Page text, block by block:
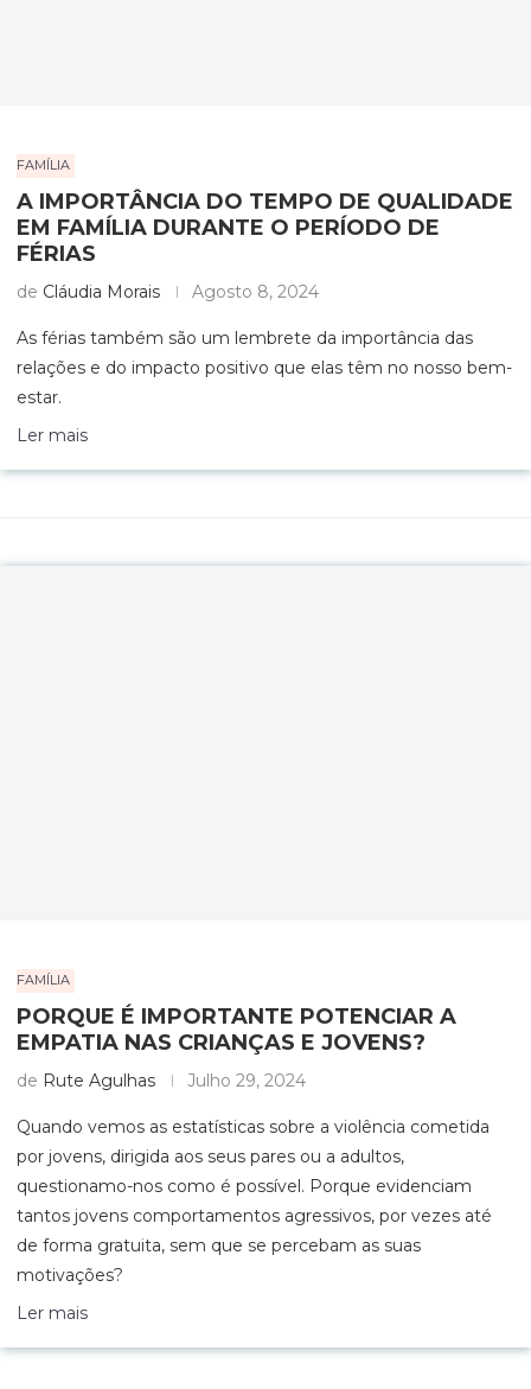
FAMÍLIA
A IMPORTÂNCIA DO TEMPO DE QUALIDADE
EM FAMÍLIA DURANTE O PERÍODO DE
FÉRIAS
de Cláudia Morais Agosto 8, 2024
As férias também são um lembrete da importância das
relações e do impacto positivo que elas têm no nosso bem-
estar.
Ler mais
FAMÍLIA
PORQUE É IMPORTANTE POTENCIAR A
EMPATIA NAS CRIANÇAS E JOVENS?
de Rute Agulhas Julho 29, 2024
Quando vemos as estatísticas sobre a violência cometida
por jovens, dirigida aos seus pares ou a adultos,
questionamo-nos como é possível. Porque evidenciam
tantos jovens comportamentos agressivos, por vezes até
de forma gratuita, sem que se percebam as suas
motivações?
Ler mais